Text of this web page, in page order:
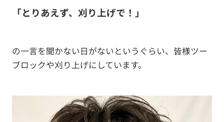
「とりあえず、刈り上げで！」
の一言を聞かない日がないというぐらい、皆様ツー
ブロックや刈り上げにしています。